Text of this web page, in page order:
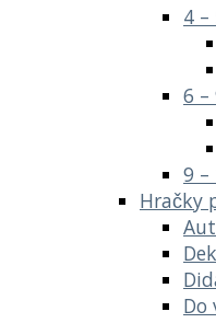
4 –
6 –
9 –
Hračky
Do